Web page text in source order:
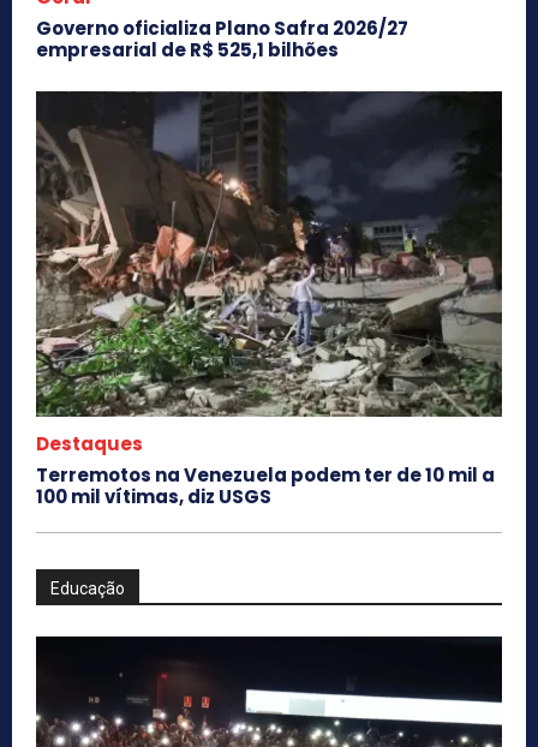
Governo oficializa Plano Safra 2026/27
empresarial de R$ 525,1 bilhões
Destaques
Terremotos na Venezuela podem ter de 10 mil a
100 mil vítimas, diz USGS
Educação